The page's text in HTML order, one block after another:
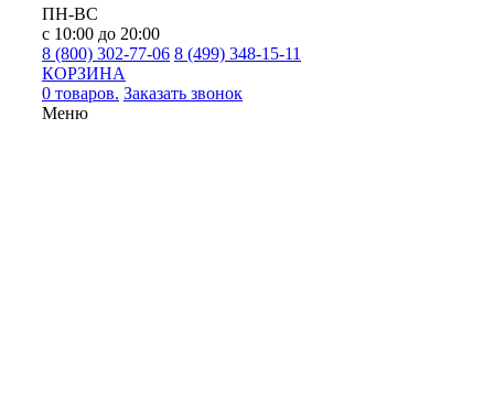
ПН-ВС
с 10:00 до 20:00
8 (800) 302-77-06 8 (499) 348-15-11
КОРЗИНА
0 товаров. Заказать звонок
Меню